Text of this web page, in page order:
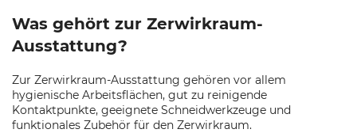
Was gehört zur Zerwirkraum-
Ausstattung?
Zur Zerwirkraum-Ausstattung gehören vor allem
hygienische Arbeitsflächen, gut zu reinigende
Kontaktpunkte, geeignete Schneidwerkzeuge und
funktionales Zubehör für den Zerwirkraum.